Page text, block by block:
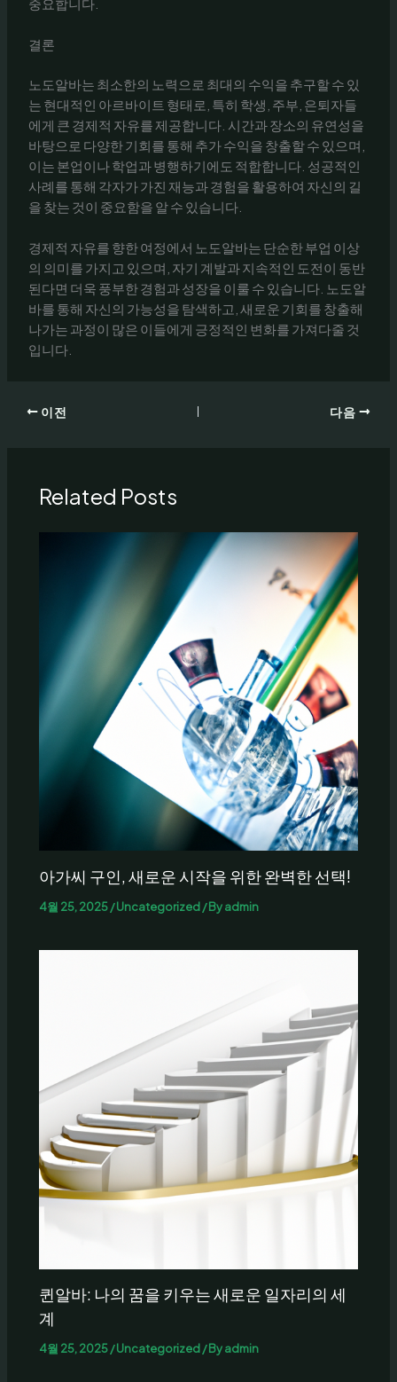
중요합니다.
결론
노도알바는 최소한의 노력으로 최대의 수익을 추구할 수 있
는 현대적인 아르바이트 형태로, 특히 학생, 주부, 은퇴자들
에게 큰 경제적 자유를 제공합니다. 시간과 장소의 유연성을
바탕으로 다양한 기회를 통해 추가 수익을 창출할 수 있으며,
이는 본업이나 학업과 병행하기에도 적합합니다. 성공적인
사례를 통해 각자가 가진 재능과 경험을 활용하여 자신의 길
을 찾는 것이 중요함을 알 수 있습니다.
경제적 자유를 향한 여정에서 노도알바는 단순한 부업 이상
의 의미를 가지고 있으며, 자기 계발과 지속적인 도전이 동반
된다면 더욱 풍부한 경험과 성장을 이룰 수 있습니다. 노도알
바를 통해 자신의 가능성을 탐색하고, 새로운 기회를 창출해
나가는 과정이 많은 이들에게 긍정적인 변화를 가져다줄 것
입니다.
이전 다음
Related Posts
아가씨 구인, 새로운 시작을 위한 완벽한 선택!
4월 25, 2025/Uncategorized/ Byadmin
퀸알바: 나의 꿈을 키우는 새로운 일자리의 세
계
4월 25, 2025/Uncategorized/ Byadmin